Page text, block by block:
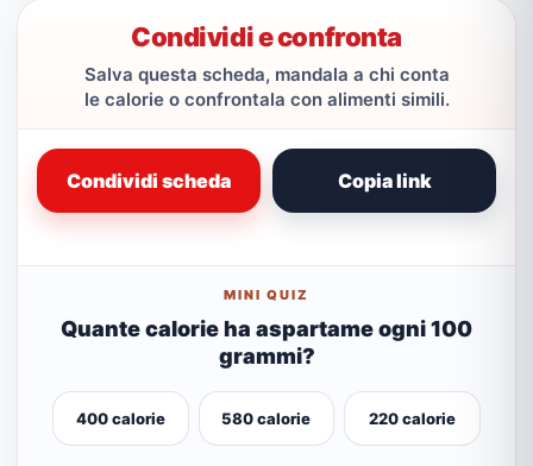
Condividi e confronta
Salva questa scheda, mandala a chi conta
le calorie o confrontala con alimenti simili.
Condividi scheda Copia link
MINI QUIZ
Quante calorie ha aspartame ogni 100
grammi?
400 calorie 580 calorie 220 calorie